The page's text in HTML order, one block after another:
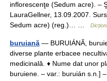
inflorescenţe (Sedum acre). –
LauraGellner, 13.09.2007.
Sedum acre) (reg.)… …
buruiană — BURUIÁNĂ,
diverse plante erbacee
medicinală. ♦ Nume dat unor
buruiene. – var.: buruián